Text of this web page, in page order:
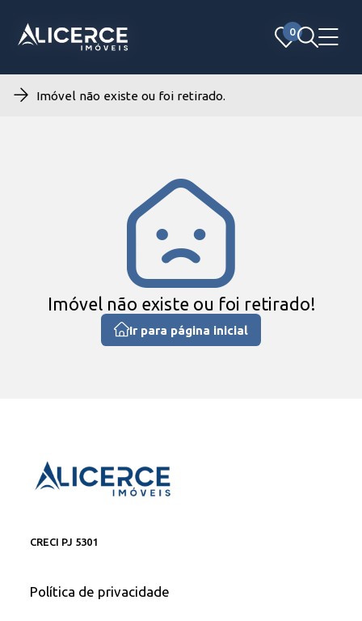
0
0
Imóvel não existe ou foi retirado.
Imóvel não existe ou foi retirado!
Ir para página inicial
CRECI PJ 5301
Política de privacidade